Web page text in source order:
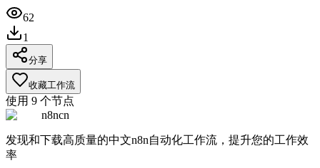
62
1
分享
收藏工作流
使用 9 个节点
n8ncn
发现和下载高质量的中文n8n自动化工作流，提升您的工作效
率